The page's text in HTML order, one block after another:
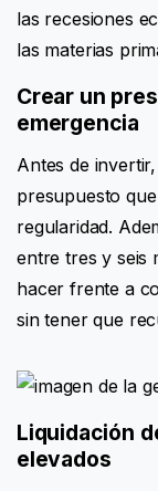
las recesiones
las materias
Crear un
emergencia
Antes de
presupuesto
regularidad.
entre tres y seis
hacer frente a
sin tener que
Liquidación
elevados